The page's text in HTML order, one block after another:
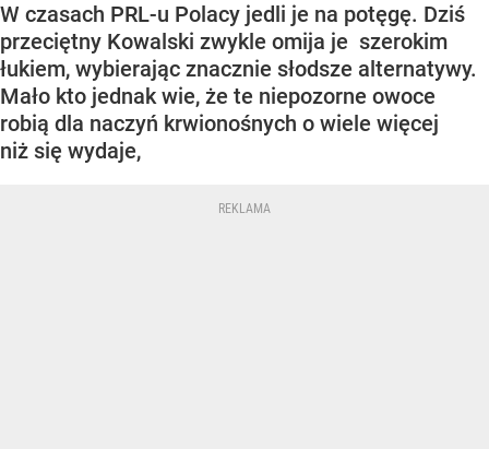
W czasach PRL-u Polacy jedli je na potęgę. Dziś
przeciętny Kowalski zwykle omija je szerokim
łukiem, wybierając znacznie słodsze alternatywy.
Mało kto jednak wie, że te niepozorne owoce
robią dla naczyń krwionośnych o wiele więcej
niż się wydaje,